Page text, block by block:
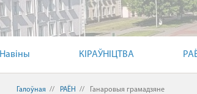
Навіны КІРАЎНІЦТВА
Галоўная // РАЁН // Ганаровыя грамадзяне